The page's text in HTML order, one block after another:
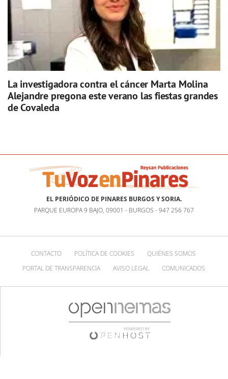
La investigadora contra el cáncer Marta Molina
Alejandre pregona este verano las fiestas grandes
de Covaleda
EL PERIÓDICO DE PINARES BURGOS Y SORIA.
PARQUE EUROPA 9 BAJO, 09001 - BURGOS - 947 256 767
CONTACTO POLÍTICA DE COOKIES
QUIÉNES SOMOS
PORTAL DE TRANSPARENCIA
AVISO LEGAL COMUNICADOS